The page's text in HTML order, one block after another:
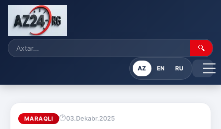
🔍
AZ EN RU
MARAQLI 03.Dekabr.2025